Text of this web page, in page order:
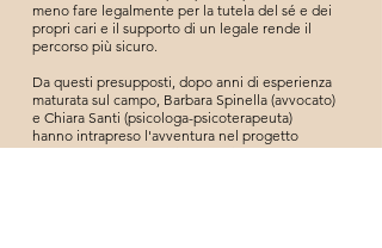
meno fare legalmente per la tutela del sé e dei
propri cari e il supporto di un legale rende il
percorso più sicuro.
Da questi presupposti, dopo anni di esperienza
maturata sul campo, Barbara Spinella (avvocato)
e Chiara Santi (psicologa-psicoterapeuta)
hanno intrapreso l'avventura nel progetto
L'Intreccio,nel quale si fonde l'incontro del